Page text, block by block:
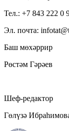
Тел.: +7 843 222 0
Эл. почта:
Баш мөхәррир
Рөстәм Гәрәев
Шеф-редактор
Гөлүзә